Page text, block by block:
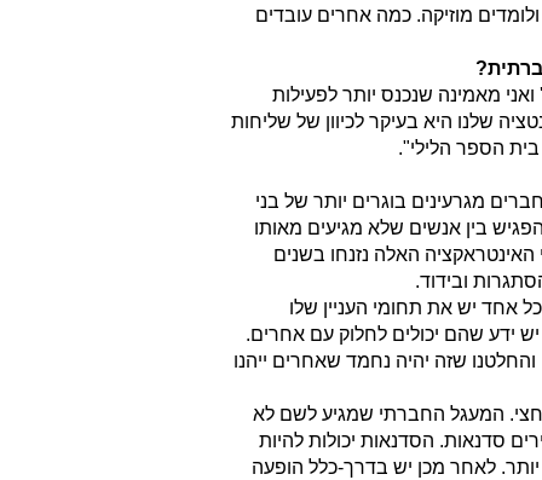
מוזיקה. כמה אחרים עובדים
מאמינה שנכנס יותר לפעילות
שלנו היא בעיקר לכיוון של שליחות
הספר הלילי".
מגרעינים בוגרים יותר של בני
בין אנשים שלא מגיעים מאותו
האלה נזנחו בשנים
ובידוד.
אחד יש את תחומי העניין שלו
ידע שהם יכולים לחלוק עם אחרים.
שזה יהיה נחמד שאחרים ייהנו
המעגל החברתי שמגיע לשם לא
סדנאות. הסדנאות יכולות להיות
יותר. לאחר מכן יש בדרך-כלל הופעה